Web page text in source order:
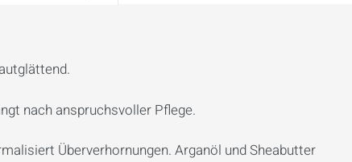
nach anspruchsvoller Pflege.
Überverhornungen. Arganöl und Sheabutter